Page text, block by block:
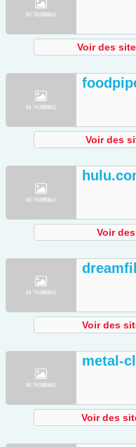
Voir des
Voir des
Voir
Voir des
metal-
Voir des